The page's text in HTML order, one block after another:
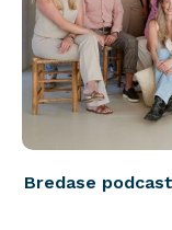
Bredase